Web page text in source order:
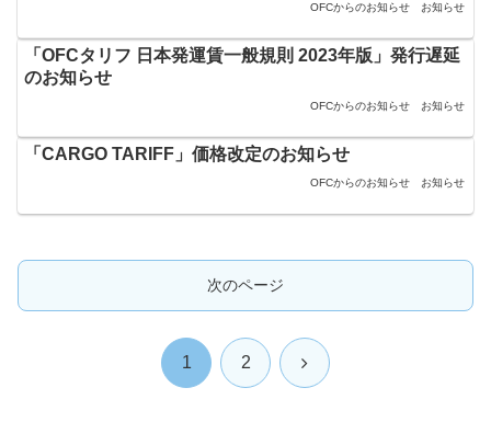
OFCからのお知らせ お知らせ
「OFCタリフ 日本発運賃一般規則 2023年版」発行遅延
のお知らせ
OFCからのお知らせ お知らせ
「CARGO TARIFF」価格改定のお知らせ
OFCからのお知らせ お知らせ
次のページ
1 2 次